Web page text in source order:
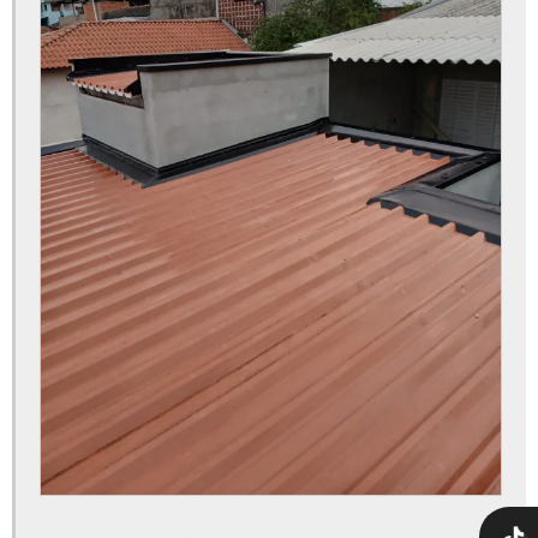
Telha sanduíche de zinco
Telha sanduíche de zinco preço
Telha sanduíche fabricante
Telha sanduíche galvalume
Telha sanduíche galvalume preço
Telha sanduíche galvanizada
Telha sanduíche galvanizada preço
Telha sanduíche madeira
Telha sanduíche preta
Telha sanduíche pur
Telha sanduíche residencial